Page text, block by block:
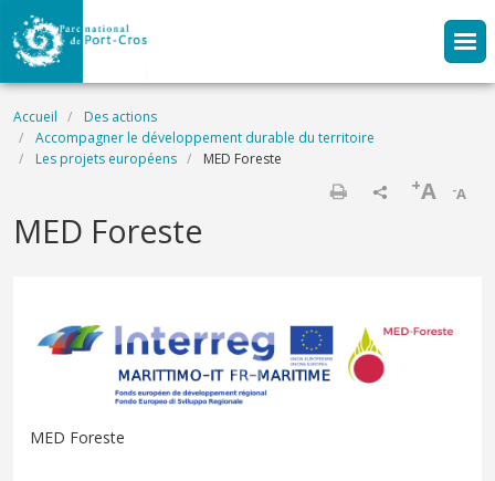
Aller au contenu principal
Fil d'Ariane
Accueil
Des actions
Accompagner le développement durable du territoire
Les projets européens
MED Foreste
-A
+A
MED Foreste
MED Foreste